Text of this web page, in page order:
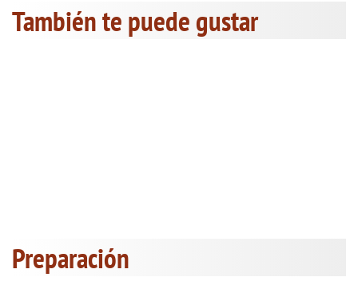
También te puede gustar
Preparación